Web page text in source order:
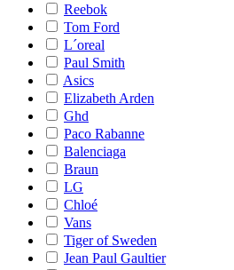
Reebok
Tom Ford
L´oreal
Paul Smith
Asics
Elizabeth Arden
Ghd
Paco Rabanne
Balenciaga
Braun
LG
Chloé
Vans
Tiger of Sweden
Jean Paul Gaultier